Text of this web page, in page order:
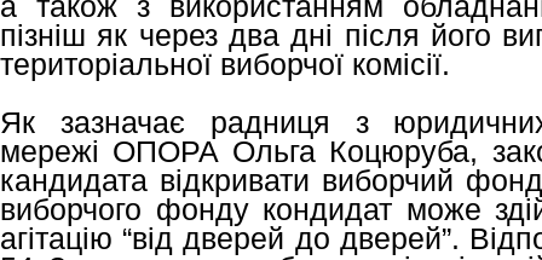
пізніш як через два дні після його
територіальної виборчої комісії.
Як зазначає радниця з
мережі ОПОРА Ольга Коцюруба,
кандидата відкривати виборчий
виборчого фонду кондидат може
агітацію “від дверей до дверей”.